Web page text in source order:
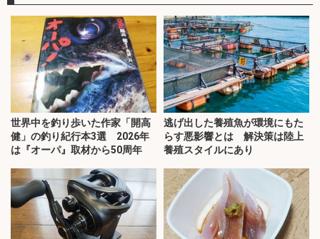
世界中を釣り歩いた作家「開高
健」の釣り紀行本3選 2026年
は『オーパ』取材から50周年
逃げ出した養殖魚が環境にもた
らす悪影響とは 解決策は陸上
養殖スタイルにあり